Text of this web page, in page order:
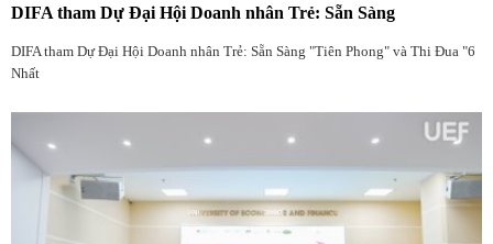
DIFA tham Dự Đại Hội Doanh nhân Trẻ: Sẵn Sàng
DIFA tham Dự Đại Hội Doanh nhân Trẻ: Sẵn Sàng "Tiên Phong" và Thi Đua "6
Nhất